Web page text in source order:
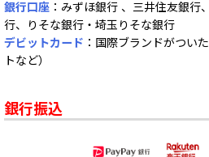
銀行口座 ：みずほ銀行 、三井住友銀
行、りそな銀行・埼玉りそな銀行
デビットカード ：国際ブランドがつい
トなど）
銀行振込